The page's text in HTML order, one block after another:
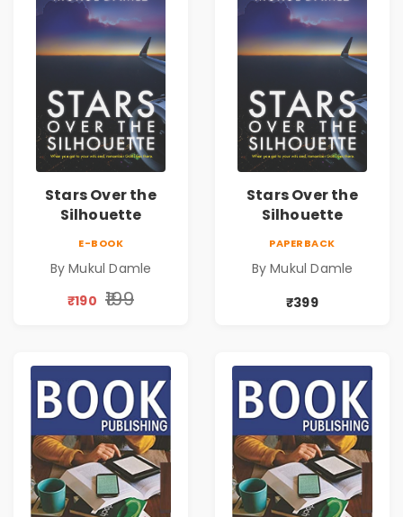
Stars Over the
Silhouette
E-BOOK
By Mukul Damle
₹190 ₹199
Stars Over the
Silhouette
PAPERBACK
By Mukul Damle
₹399